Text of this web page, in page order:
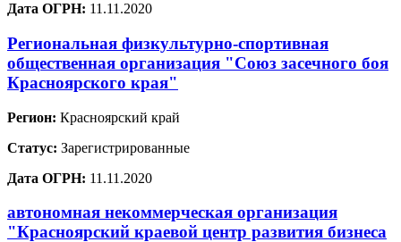
Дата ОГРН: 11.11.2020
Региональная физкультурно-спортивная
общественная организация "Союз засечного боя
Красноярского края"
Регион: Красноярский край
Статус: Зарегистрированные
Дата ОГРН: 11.11.2020
автономная некоммерческая организация
"Красноярский краевой центр развития бизнеса